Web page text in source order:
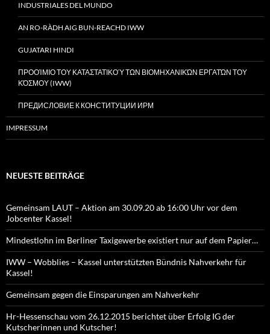
INDUSTRIALES DEL MUNDO
AN RO-RÀDH AIG BUN-REACHD IWW
GUJATARI HINDI
ΠΡΟΟΊΜΙΟ ΤΟΥ ΚΑΤΑΣΤΑΤΙΚΟΎ ΤΩΝ ΒΙΟΜΗΧΑΝΙΚΏΝ ΕΡΓΑΤΏΝ ΤΟΥ
ΚΌΣΜΟΥ (IWW)
ПРЕДИСЛОВИЕ К КОНСТИТУЦИИ ИРМ
IMPRESSUM
NEUESTE BEITRÄGE
Gemeinsam LAUT – Aktion am 30.09.20 ab 16:00 Uhr vor dem
Jobcenter Kassel!
Mindestlohn im Berliner Taxigewerbe existiert nur auf dem Papier…
IWW – Wobblies – Kassel unterstützten Bündnis Nahverkehr für
Kassel!
Gemeinsam gegen die Einsparungen am Nahverkehr
Hr-Hessenschau vom 26.12.2015 berichtet über Erfolg IG der
Kutscherinnen und Kutscher!